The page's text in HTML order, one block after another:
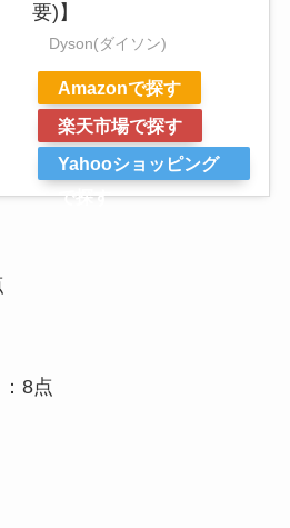
要)】
Dyson(ダイソン)
Amazonで探す
楽天市場で探す
Yahooショッピング
で探す
8点